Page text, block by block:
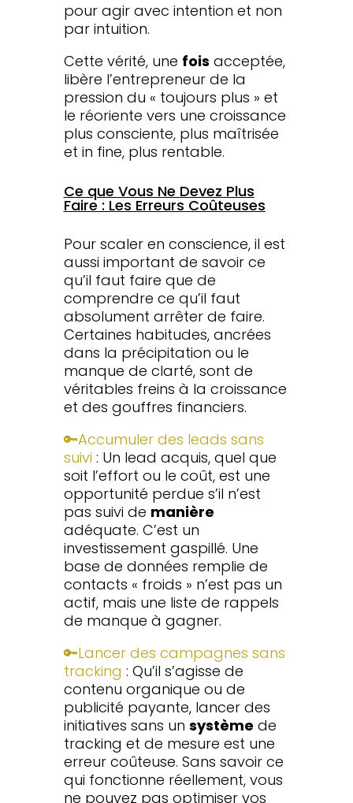
pour agir avec intention et non
par intuition.
Cette vérité, une fois acceptée,
libère l’entrepreneur de la
pression du « toujours plus » et
le réoriente vers une croissance
plus consciente, plus maîtrisée
et in fine, plus rentable.
Ce que Vous Ne Devez Plus
Faire : Les Erreurs Coûteuses
Pour scaler en conscience, il est
aussi important de savoir ce
qu’il faut faire que de
comprendre ce qu’il faut
absolument arrêter de faire.
Certaines habitudes, ancrées
dans la précipitation ou le
manque de clarté, sont de
véritables freins à la croissance
et des gouffres financiers.
🔑Accumuler des leads sans
suivi : Un lead acquis, quel que
soit l’effort ou le coût, est une
opportunité perdue s’il n’est
pas suivi de manière
adéquate. C’est un
investissement gaspillé. Une
base de données remplie de
contacts « froids » n’est pas un
actif, mais une liste de rappels
de manque à gagner.
🔑Lancer des campagnes sans
tracking : Qu’il s’agisse de
contenu organique ou de
publicité payante, lancer des
initiatives sans un système de
tracking et de mesure est une
erreur coûteuse. Sans savoir ce
qui fonctionne réellement, vous
ne pouvez pas optimiser vos